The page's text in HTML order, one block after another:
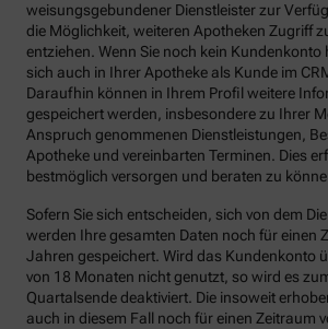
weisungsgebundener Dienstleister zur
die Möglichkeit, weiteren Apotheken Zugriff
entziehen. Wenn Sie noch kein Kundenkonto
sich auch in Ihrer Apotheke als Kunde im
Daraufhin können in Ihrem Profil weitere
gespeichert werden, insbesondere zu Ihrer
Anspruch genommenen Dienstleistungen,
Apotheke und vereinbarten Terminen. Dies
bestmöglich versorgen und beraten zu
Sofern Sie sich entscheiden, sich von dem
werden Ihre gesamten Daten noch für einen
Jahren gespeichert. Wird das Kundenkonto
von 18 Monaten nicht genutzt, so wird es
Quartalsende deaktiviert. Die insoweit
auch in diesem Fall noch für einen Zeitraum